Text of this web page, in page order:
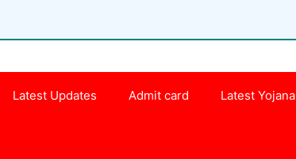
Latest Updates Admit card Latest Yojana